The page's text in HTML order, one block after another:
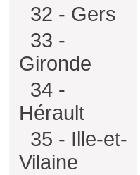
32 - Gers
33 -
Gironde
34 -
Hérault
35 - Ille-et-
Vilaine